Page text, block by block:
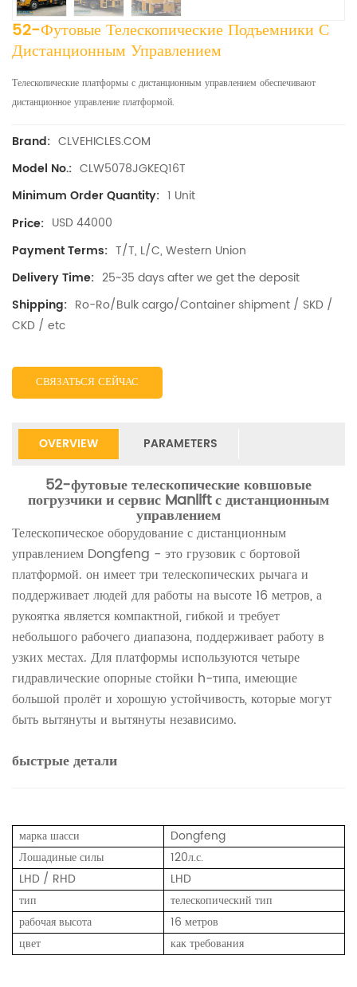
52-Футовые Телескопические Подъемники С
Дистанционным Управлением
Телескопические платформы с дистанционным управлением обеспечивают
дистанционное управление платформой.
Brand: CLVEHICLES.COM
Model No.: CLW5078JGKEQ16T
Minimum Order Quantity: 1 Unit
Price: USD 44000
Payment Terms: T/T, L/C, Western Union
Delivery Time: 25~35 days after we get the deposit
Shipping: Ro-Ro/Bulk cargo/Container shipment / SKD /
CKD / etc
СВЯЗАТЬСЯ СЕЙЧАС
OVERVIEW PARAMETERS
52-футовые телескопические ковшовые
погрузчики и сервис Manlift с дистанционным
управлением
Телескопическое оборудование с дистанционным
управлением Dongfeng - это грузовик с бортовой
платформой. он имеет три телескопических рычага и
поддерживает людей для работы на высоте 16 метров, а
рукоятка является компактной, гибкой и требует
небольшого рабочего диапазона, поддерживает работу в
узких местах. Для платформы используются четыре
гидравлические опорные стойки h-типа, имеющие
большой пролёт и хорошую устойчивость, которые могут
быть вытянуты и вытянуты независимо.
быстрые детали
марка шасси
Dongfeng
Лошадиные силы
120л.с.
LHD / RHD
LHD
тип
телескопический тип
рабочая высота
16 метров
цвет
как требования